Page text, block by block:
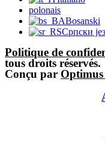
polonais
Bosanski
Српски
Politique de
tous droits réservés.
Conçu par